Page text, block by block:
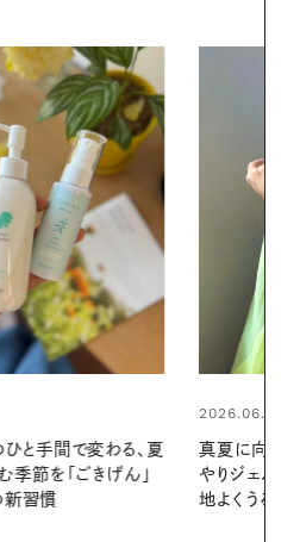
ハーブが香るひん
合う。暑い季節に心
、軽やかなボディケ
2026.06.01
暑い夏のナイ
える夜の爽